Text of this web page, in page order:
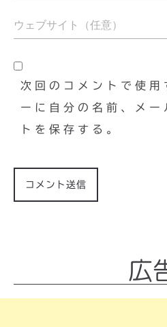
次回のコメントで使用
ーに自分の名前、メー
トを保存する。
広